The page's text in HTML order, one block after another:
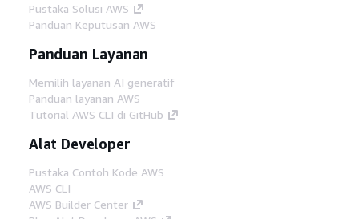
Pustaka Solusi AWS
Panduan Keputusan AWS
Panduan Layanan
Memilih layanan AI generatif
Panduan layanan AWS
Tutorial AWS CLI di GitHub
Alat Developer
Pustaka Contoh Kode AWS
AWS CLI
AWS Builder Center